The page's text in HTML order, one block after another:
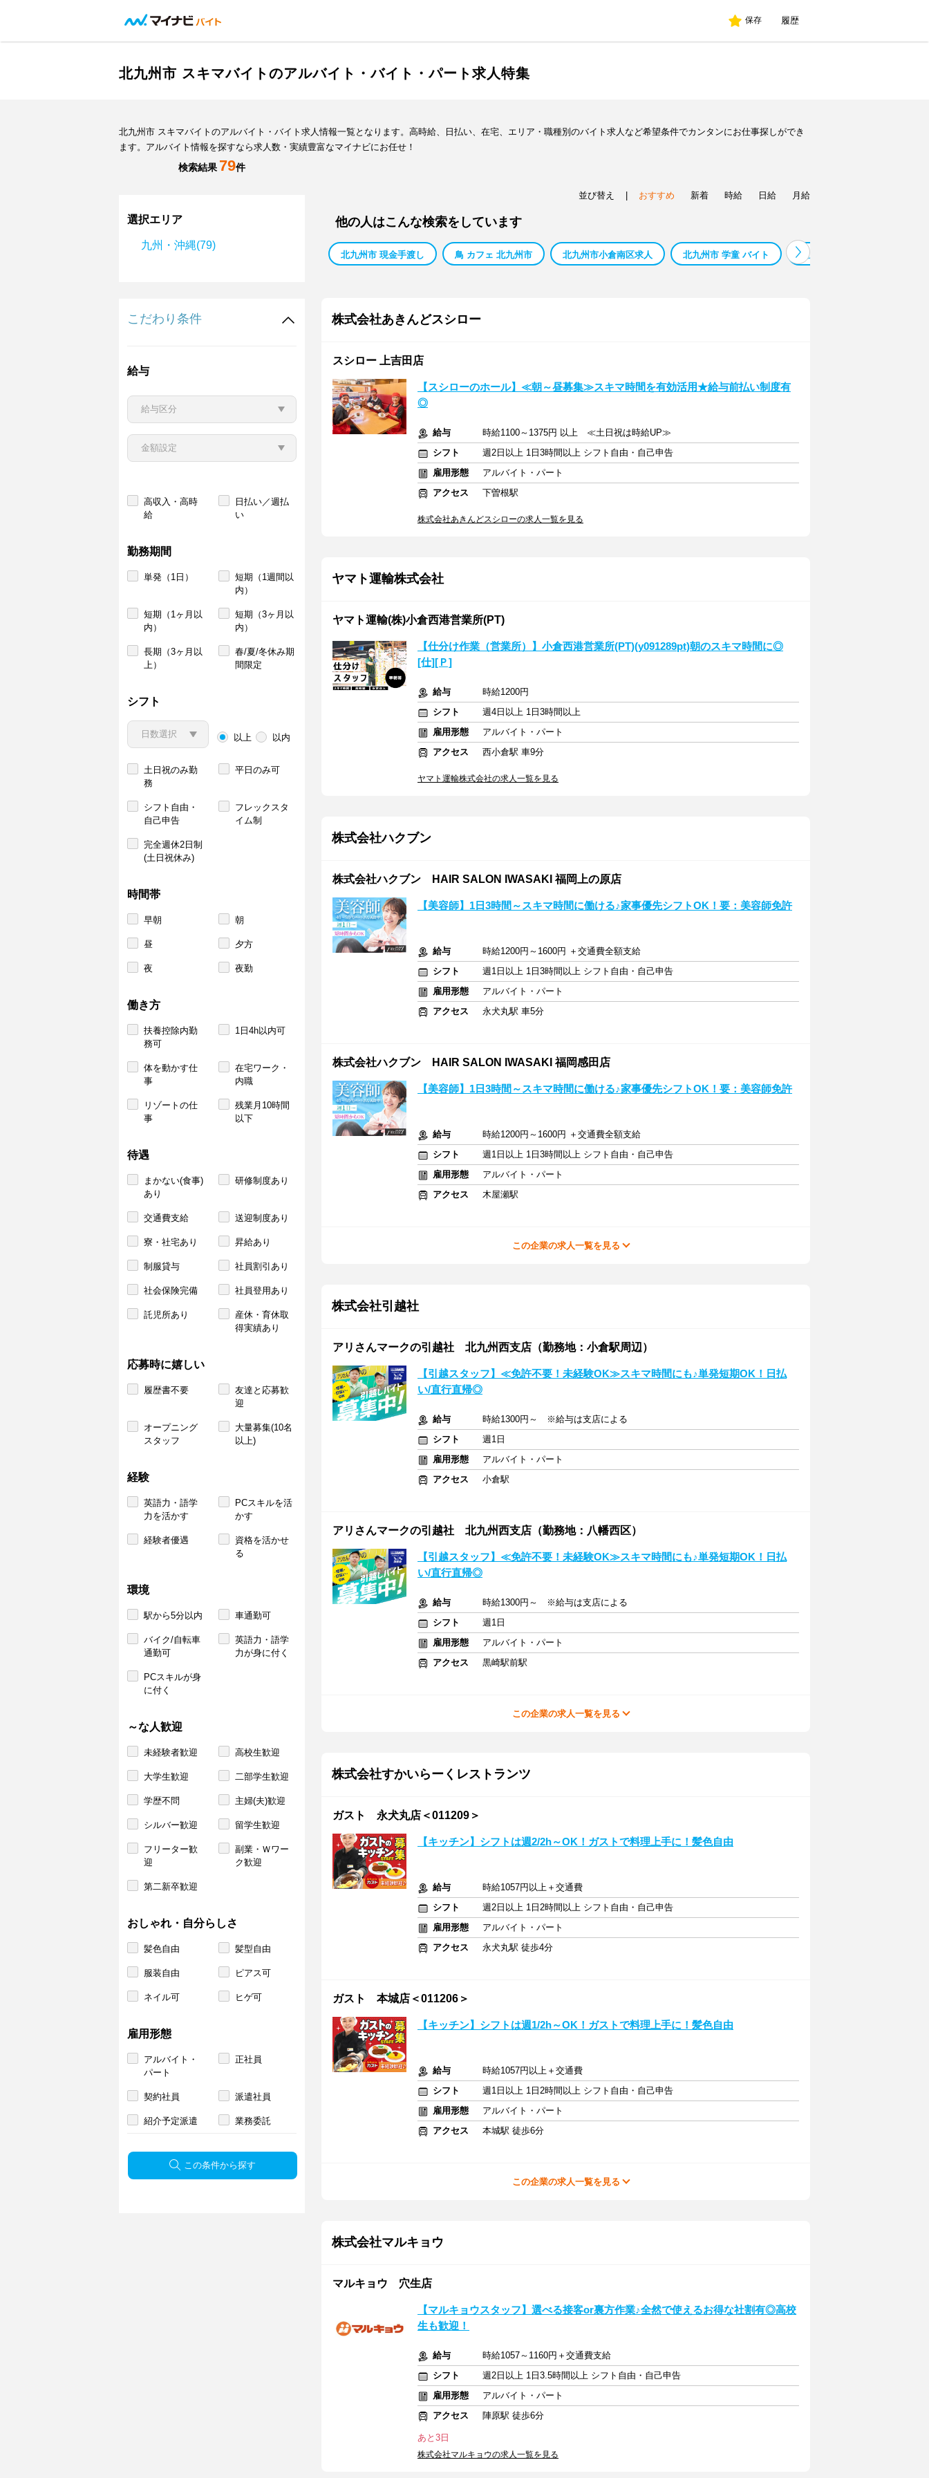
保存 履歴
北九州市 スキマバイトのアルバイト・バイト・パート求人特集
北九州市 スキマバイトのアルバイト・バイト求人情報一覧となります。高時給、日払い、在宅、エリア・職種別のバイト求人など希望条件でカンタンにお仕事探しができ
ます。アルバイト情報を探すなら求人数・実績豊富なマイナビにお任せ！
検索結果 79件
選択エリア
九州・沖縄(79)
こだわり条件
給与
高収入・高時
給
日払い／週払
い
勤務期間
単発（1日）
短期（1週間以
内）
短期（1ヶ月以
内）
短期（3ヶ月以
内）
長期（3ヶ月以
上）
春/夏/冬休み期
間限定
シフト
以上 以内
土日祝のみ勤
務
平日のみ可
シフト自由・
自己申告
フレックスタ
イム制
完全週休2日制
(土日祝休み)
時間帯
早朝 朝
昼 夕方
夜 夜勤
働き方
扶養控除内勤
務可
1日4h以内可
体を動かす仕
事
在宅ワーク・
内職
リゾートの仕
事
残業月10時間
以下
待遇
まかない(食事)
あり
研修制度あり
交通費支給 送迎制度あり
寮・社宅あり 昇給あり
制服貸与 社員割引あり
社会保険完備 社員登用あり
託児所あり
産休・育休取
得実績あり
応募時に嬉しい
履歴書不要
友達と応募歓
迎
オープニング
スタッフ
大量募集(10名
以上)
経験
英語力・語学
力を活かす
PCスキルを活
かす
経験者優遇
資格を活かせ
る
環境
駅から5分以内 車通勤可
バイク/自転車
通勤可
英語力・語学
力が身に付く
PCスキルが身
に付く
～な人歓迎
未経験者歓迎 高校生歓迎
大学生歓迎 二部学生歓迎
学歴不問 主婦(夫)歓迎
シルバー歓迎 留学生歓迎
フリーター歓
迎
副業・Ｗワー
ク歓迎
第二新卒歓迎
おしゃれ・自分らしさ
髪色自由 髪型自由
服装自由 ピアス可
ネイル可 ヒゲ可
雇用形態
アルバイト・
パート
正社員
契約社員 派遣社員
紹介予定派遣 業務委託
この条件から探す
並び替え おすすめ 新着 時給 日給 月給
他の人はこんな検索をしています
北九州市 現金手渡し 鳥 カフェ 北九州市 北九州市小倉南区求人 北九州市 学童 バイト 北九州市 ６０代活躍中
株式会社あきんどスシロー
スシロー 上吉田店
【スシローのホール】≪朝～昼募集≫スキマ時間を有効活用★給与前払い制度有
◎
給与
時給1100～1375円 以上 ≪土日祝は時給UP≫
シフト
週2日以上 1日3時間以上 シフト自由・自己申告
雇用形態
アルバイト・パート
アクセス
下曽根駅
株式会社あきんどスシローの求人一覧を見る
ヤマト運輸株式会社
ヤマト運輸(株)小倉西港営業所(PT)
【仕分け作業（営業所）】小倉西港営業所(PT)(y091289pt)朝のスキマ時間に◎
[仕][Ｐ]
給与
時給1200円
シフト
週4日以上 1日3時間以上
雇用形態
アルバイト・パート
アクセス
西小倉駅 車9分
ヤマト運輸株式会社の求人一覧を見る
株式会社ハクブン
株式会社ハクブン HAIR SALON IWASAKI 福岡上の原店
【美容師】1日3時間～スキマ時間に働ける♪家事優先シフトOK！要：美容師免許
給与
時給1200円～1600円 ＋交通費全額支給
シフト
週1日以上 1日3時間以上 シフト自由・自己申告
雇用形態
アルバイト・パート
アクセス
永犬丸駅 車5分
株式会社ハクブン HAIR SALON IWASAKI 福岡感田店
【美容師】1日3時間～スキマ時間に働ける♪家事優先シフトOK！要：美容師免許
給与
時給1200円～1600円 ＋交通費全額支給
シフト
週1日以上 1日3時間以上 シフト自由・自己申告
雇用形態
アルバイト・パート
アクセス
木屋瀬駅
この企業の求人一覧を見る
株式会社引越社
アリさんマークの引越社 北九州西支店（勤務地：小倉駅周辺）
【引越スタッフ】≪免許不要！未経験OK≫スキマ時間にも♪単発短期OK！日払
い/直行直帰◎
給与
時給1300円～ ※給与は支店による
シフト
週1日
雇用形態
アルバイト・パート
アクセス
小倉駅
アリさんマークの引越社 北九州西支店（勤務地：八幡西区）
【引越スタッフ】≪免許不要！未経験OK≫スキマ時間にも♪単発短期OK！日払
い/直行直帰◎
給与
時給1300円～ ※給与は支店による
シフト
週1日
雇用形態
アルバイト・パート
アクセス
黒崎駅前駅
この企業の求人一覧を見る
株式会社すかいらーくレストランツ
ガスト 永犬丸店＜011209＞
【キッチン】シフトは週2/2h～OK！ガストで料理上手に！髪色自由
給与
時給1057円以上＋交通費
シフト
週2日以上 1日2時間以上 シフト自由・自己申告
雇用形態
アルバイト・パート
アクセス
永犬丸駅 徒歩4分
ガスト 本城店＜011206＞
【キッチン】シフトは週1/2h～OK！ガストで料理上手に！髪色自由
給与
時給1057円以上＋交通費
シフト
週1日以上 1日2時間以上 シフト自由・自己申告
雇用形態
アルバイト・パート
アクセス
本城駅 徒歩6分
この企業の求人一覧を見る
株式会社マルキョウ
マルキョウ 穴生店
【マルキョウスタッフ】選べる接客or裏方作業♪全然で使えるお得な社割有◎高校
生も歓迎！
給与
時給1057～1160円＋交通費支給
シフト
週2日以上 1日3.5時間以上 シフト自由・自己申告
雇用形態
アルバイト・パート
アクセス
陣原駅 徒歩6分
あと3日
株式会社マルキョウの求人一覧を見る